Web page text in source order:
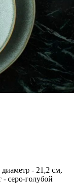
диаметр - 21,2 см,
серо-голубой